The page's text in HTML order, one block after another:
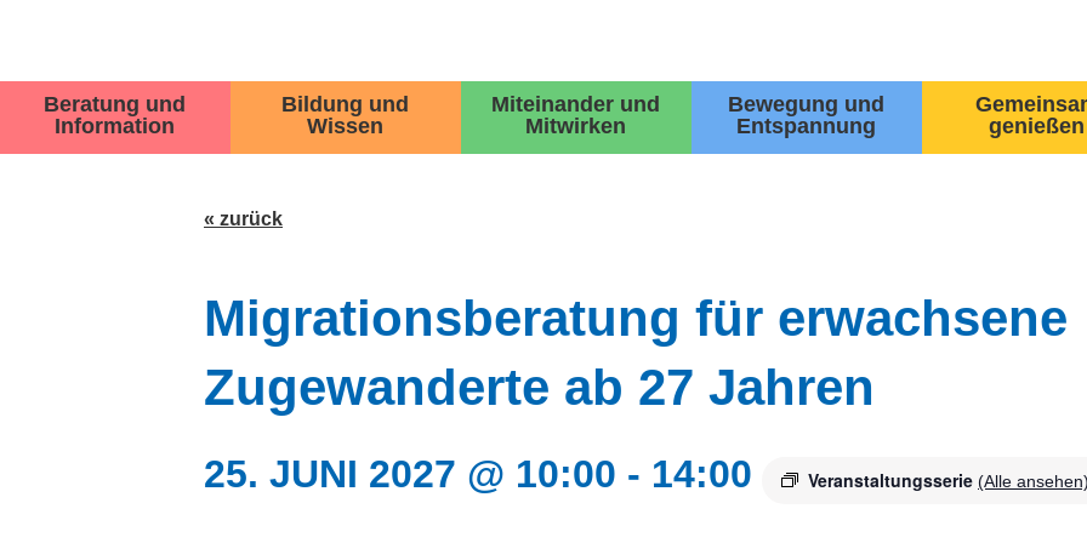
Beratung und
Information
Bildung und
Wissen
Miteinander und
Mitwirken
Bewegung und
Entspannung
genießen
« zurück
Migrationsberatung für erwachsene
Zugewanderte ab 27 Jahren
25. JUNI 2027 @ 10:00 - 14:00 Veranstaltungsserie (Alle ansehen)